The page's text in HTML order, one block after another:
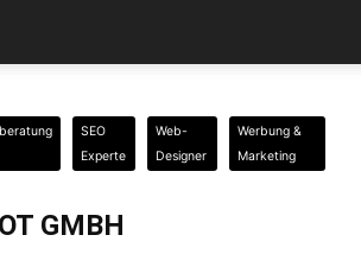
SEO
Experte
Web-
Designer
Werbung &
Marketing
GMBH